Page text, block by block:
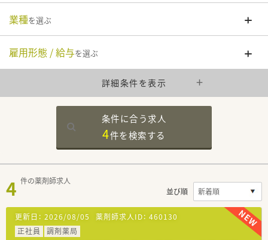
業種を選ぶ
雇用形態 / 給与を選ぶ
詳細条件を表示
条件に合う求人
4件を検索する
4 件の薬剤師求人
並び順
更新日： 2026/08/05 薬剤師求人ID： 460130
正社員
調剤薬局